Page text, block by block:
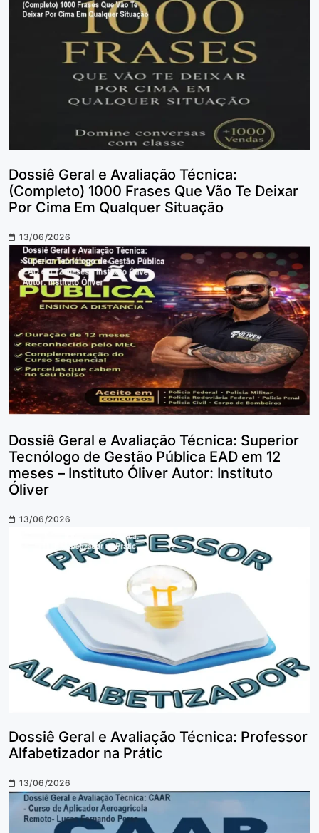
Dossiê Geral e Avaliação Técnica:
(Completo) 1000 Frases Que Vão Te Deixar
Por Cima Em Qualquer Situação
13/06/2026
Dossiê Geral e Avaliação Técnica: Superior
Tecnólogo de Gestão Pública EAD em 12
meses – Instituto Óliver Autor: Instituto
Óliver
13/06/2026
Dossiê Geral e Avaliação Técnica: Professor
Alfabetizador na Prátic
13/06/2026